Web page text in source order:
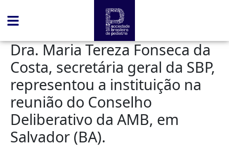
Dra. Maria Tereza Fonseca da
Costa, secretária geral da SBP,
representou a instituição na
reunião do Conselho
Deliberativo da AMB, em
Salvador (BA).